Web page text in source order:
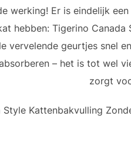
werking! Er is eindelijk
hebben: Tigerino
vervelende geurtjes snel
– het is tot wel
zorgt
Style Kattenbakvulling